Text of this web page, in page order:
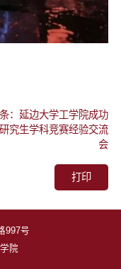
条：延边大学工学院成功
究生学科竞赛经验交流
会
打印
997号
院